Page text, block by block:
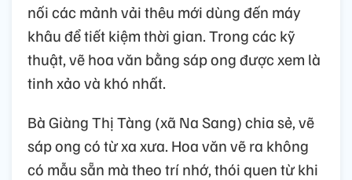
nối các mảnh vải thêu mới dùng đến máy
khâu để tiết kiệm thời gian. Trong các kỹ
thuật, vẽ hoa văn bằng sáp ong được xem là
tinh xảo và khó nhất.
Bà Giàng Thị Tàng (xã Na Sang) chia sẻ, vẽ
sáp ong có từ xa xưa. Hoa văn vẽ ra không
có mẫu sẵn mà theo trí nhớ, thói quen từ khi